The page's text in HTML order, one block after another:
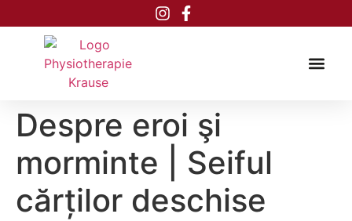
Despre eroi şi
morminte | Seiful
cărților deschise